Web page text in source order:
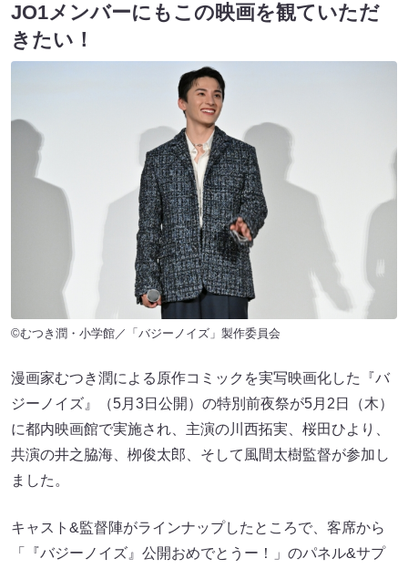
JO1メンバーにもこの映画を観ていただ
きたい！
©むつき潤・小学館／「バジーノイズ」製作委員会
漫画家むつき潤による原作コミックを実写映画化した『バ
ジーノイズ』（5月3日公開）の特別前夜祭が5月2日（木）
に都内映画館で実施され、主演の川西拓実、桜田ひより、
共演の井之脇海、栁俊太郎、そして風間太樹監督が参加し
ました。
キャスト&監督陣がラインナップしたところで、客席から
「『バジーノイズ』公開おめでとうー！」のパネル&サプ